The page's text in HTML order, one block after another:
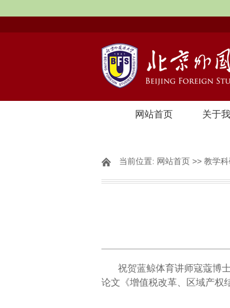
网站首页 关于
当前位置: 网站首页 >> 教学
祝贺蓝鲸体育讲师寇蔻博
论文《增值税改革、区域产权